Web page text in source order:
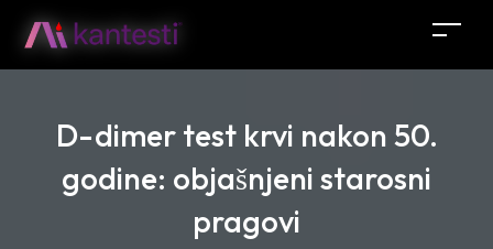
D-dimer test krvi nakon 50.
godine: objašnjeni starosni
pragovi